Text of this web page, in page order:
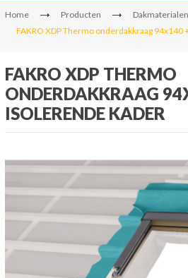
Home Producten
Dakmaterialen
FAKRO XDP Thermo onderdakkraag 94x140
FAKRO XDP THERMO
ONDERDAKKRAAG
ISOLERENDE KADER